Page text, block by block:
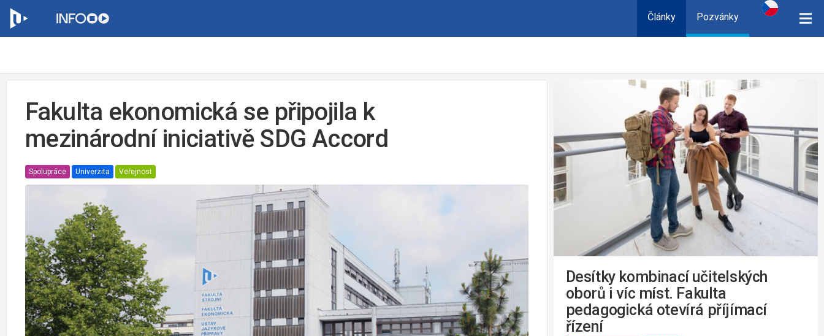
Články Pozvánky
Fakulta ekonomická se připojila k
mezinárodní iniciativě SDG Accord
Spolupráce Univerzita Veřejnost
Desítky kombinací učitelských
oborů i víc míst. Fakulta
pedagogická otevírá příjímací
řízení